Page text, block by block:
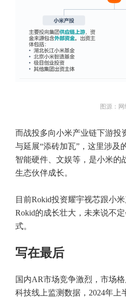
图源：网
而战投多向小米产业链下游投
与延展“添砖加瓦”，这里涉及
智能硬件、文娱等，是小米的
生态伙伴成长。
目前Rokid投资耀宇视芯跟小
Rokid的成长壮大，未来说不
式。
写在最后
国内AR市场竞争激烈，市场
科技线上监测数据，2024年上